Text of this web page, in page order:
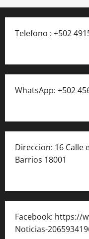
Telefono : +502
WhatsApp: +502
Direccion: 16 Calle
Barrios 18001
Facebook: https://
Noticias-